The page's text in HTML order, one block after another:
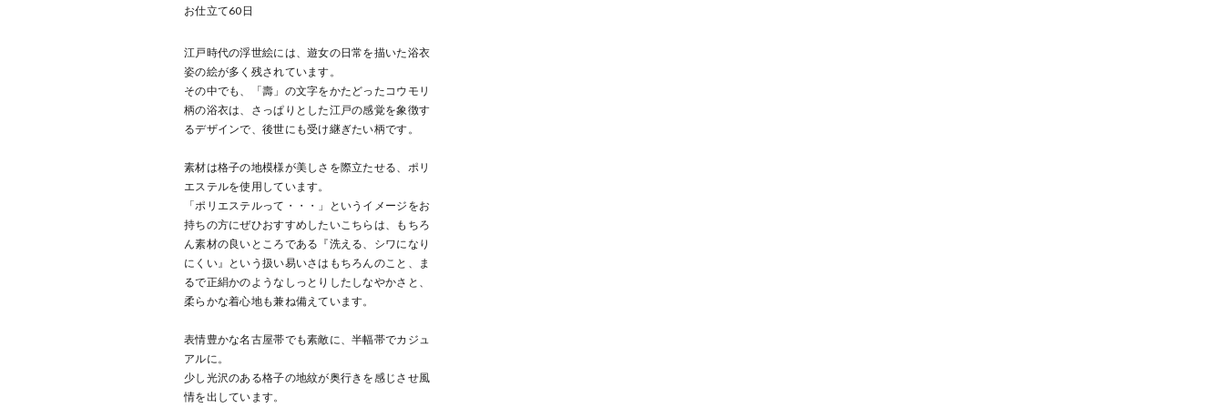
お仕立て60 日
江戸時代の浮世絵には、遊女の日常を描いた浴衣
姿の絵が多く残されています。
その中でも、「壽」の文字をかたどったコウモリ
柄の浴衣は、さっぱりとした江戸の感覚を象徴す
るデザインで、後世にも受け継ぎたい柄です。
素材は格子の地模様が美しさを際立たせる、ポリ
エステルを使用しています。
「ポリエステルって・・・」というイメージをお
持ちの方にぜひおすすめしたいこちらは、もちろ
ん素材の良いところである『洗える、シワになり
にくい』という扱い易いさはもちろんのこと、ま
るで正絹かのようなしっとりしたしなやかさと、
柔らかな着心地も兼ね備えています。
表情豊かな名古屋帯でも素敵に、半幅帯でカジュ
アルに。
少し光沢のある格子の地紋が奥行きを感じさせ風
情を出しています。